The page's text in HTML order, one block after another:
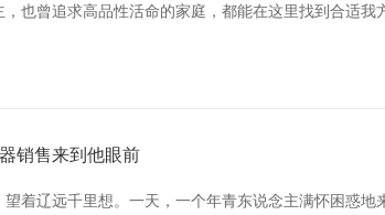
也曾追求高品性活命的家庭，都能在这里找到合适我
销售来到他眼前
着辽远千里想。一天，一个年青东说念主满怀困惑